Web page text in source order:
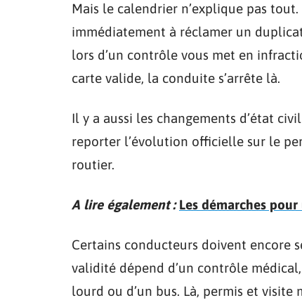
Mais le calendrier n’explique pas
immédiatement à réclamer un
lors d’un contrôle vous met en
carte valide, la conduite s’arrête là.
Il y a aussi les changements d’état
reporter l’évolution officielle sur le
routier.
A lire également : Les démarches
Certains conducteurs doivent encore
validité dépend d’un contrôle
lourd ou d’un bus. Là, permis et